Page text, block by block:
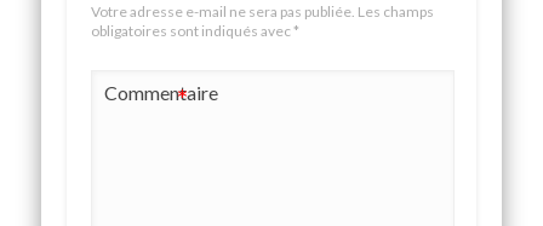
Votre adresse e-mail ne sera pas publiée. Les champs
obligatoires sont indiqués avec*
Commentaire
*